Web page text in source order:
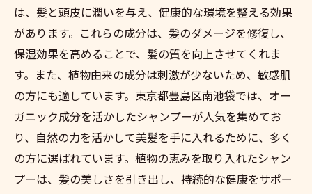
は、髪と頭皮に潤いを与え、健康的な環境を整える効果
があります。これらの成分は、髪のダメージを修復し、
保湿効果を高めることで、髪の質を向上させてくれま
す。また、植物由来の成分は刺激が少ないため、敏感肌
の方にも適しています。東京都豊島区南池袋では、オー
ガニック成分を活かしたシャンプーが人気を集めてお
り、自然の力を活かして美髪を手に入れるために、多く
の方に選ばれています。植物の恵みを取り入れたシャン
プーは、髪の美しさを引き出し、持続的な健康をサポー